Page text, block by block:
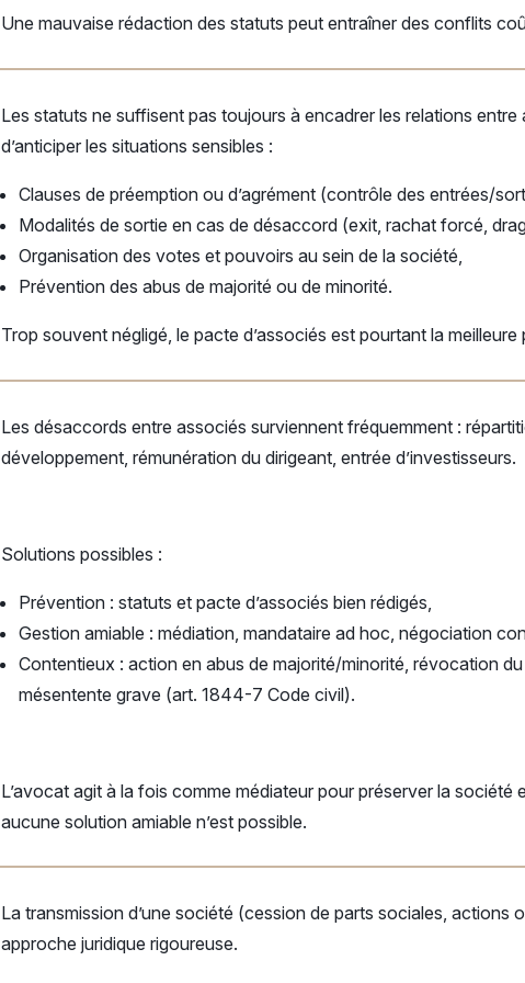
Une mauvaise rédaction des statuts peut entraîner des conflits
Les statuts ne suffisent pas toujours à encadrer les relations
d’anticiper les situations sensibles :
Clauses de préemption ou d’agrément (contrôle des entrées/
Modalités de sortie en cas de désaccord (exit, rachat forcé,
Organisation des votes et pouvoirs au sein de la société,
Prévention des abus de majorité ou de minorité.
Trop souvent négligé, le pacte d’associés est pourtant la
Les désaccords entre associés surviennent fréquemment :
développement, rémunération du dirigeant, entrée d’investisseurs.
Solutions possibles :
Prévention : statuts et pacte d’associés bien rédigés,
Gestion amiable : médiation, mandataire ad hoc, négociation
Contentieux : action en abus de majorité/minorité, révocation
mésentente grave (art. 1844-7 Code civil).
L’avocat agit à la fois comme médiateur pour préserver la
aucune solution amiable n’est possible.
La transmission d’une société (cession de parts sociales,
approche juridique rigoureuse.